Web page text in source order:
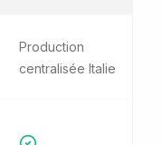
Production
centralisée Italie